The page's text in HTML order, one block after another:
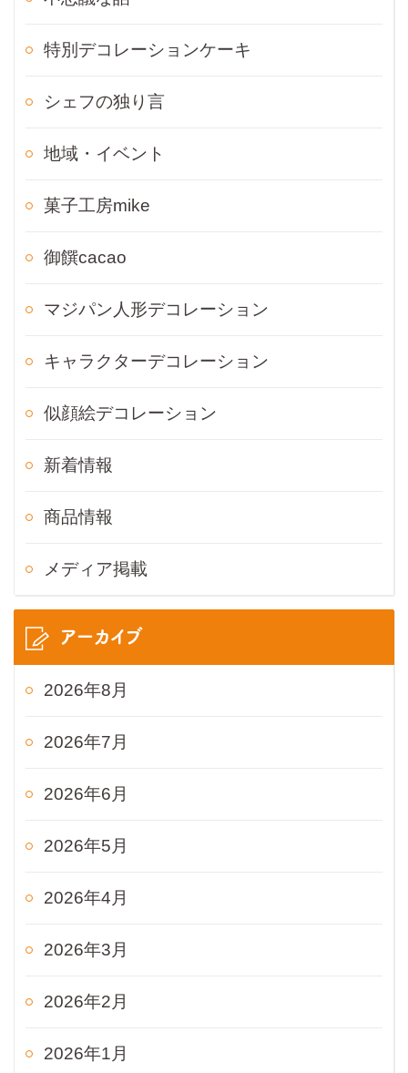
特別デコレーションケーキ
シェフの独り言
地域・イベント
菓子工房mike
御饌cacao
マジパン人形デコレーション
キャラクターデコレーション
似顔絵デコレーション
新着情報
商品情報
メディア掲載
アーカイブ
2026年8月
2026年7月
2026年6月
2026年5月
2026年4月
2026年3月
2026年2月
2026年1月